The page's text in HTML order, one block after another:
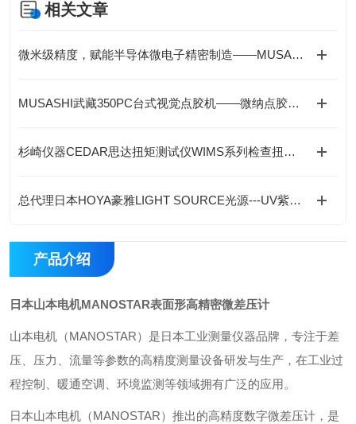
相关文章
微米级精度，赋能半导体微电子精密制造——MUSASHI武藏ML-8000X点胶机
MUSASHI武藏350PC台式视觉点胶机——微纳点胶的精准大师
杉崎仪器CEDAR思达扭矩测试仪WIMS系列检查扭矩扳手的实际拧紧扭矩
总代理日本HOYA豪雅LIGHT SOURCE光源---UV紫外线LED光源产品
产品介绍
日本山本电机MANOSTAR表面形高精密微差压计
山本电机（MANOSTAR）是日本工业测量仪器品牌，专注于差
压、压力、流量等参数的高精度测量设备研发与生产，在工业过
程控制、暖通空调、环境监测等领域拥有广泛的应用。
日本山本电机（MANOSTAR）推出的高精度数字微差压计，是